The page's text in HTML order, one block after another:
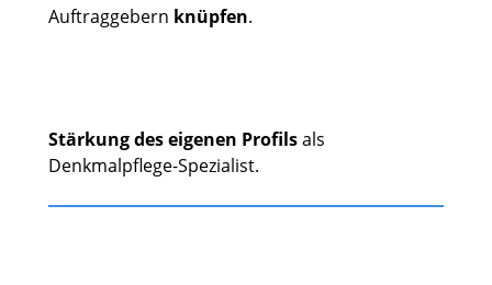
Auftraggebern knüpfen.
Stärkung des eigenen Profilsals
Denkmalpflege-Spezialist.